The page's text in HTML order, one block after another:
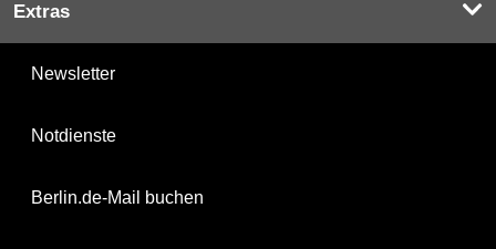
Extras
Newsletter
Notdienste
Berlin.de-Mail buchen